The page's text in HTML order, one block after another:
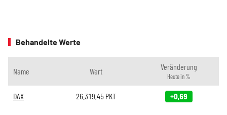
Behandelte Werte
Name Wert Veränderung
Heute in %
DAX 26.319,45 PKT +0,69